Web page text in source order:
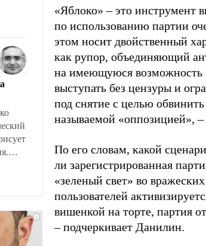
с
не
«Яблоко» – это инструмент
по использованию партии
этом носит двойственный
как рупор, объединяющий
на имеющуюся возможность
выступать без цензуры и
под снятие с целью
называемой «оппозицией», –
По его словам, какой
ли зарегистрированная
«зеленый свет» во
пользователей
вишенкой на торте, партия
– подчеркивает Данилин.